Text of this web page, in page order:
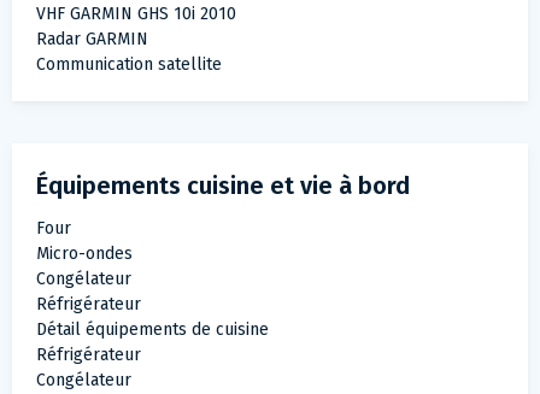
VHF GARMIN GHS 10i 2010
Radar GARMIN
Communication satellite
Équipements cuisine et vie à bord
Four
Micro-ondes
Congélateur
Réfrigérateur
Détail équipements de cuisine
Réfrigérateur
Congélateur